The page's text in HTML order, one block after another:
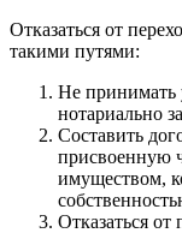
Отказаться от
такими путями:
Не принимать
нотариально
Составить
присвоенную
имуществом,
Отказаться